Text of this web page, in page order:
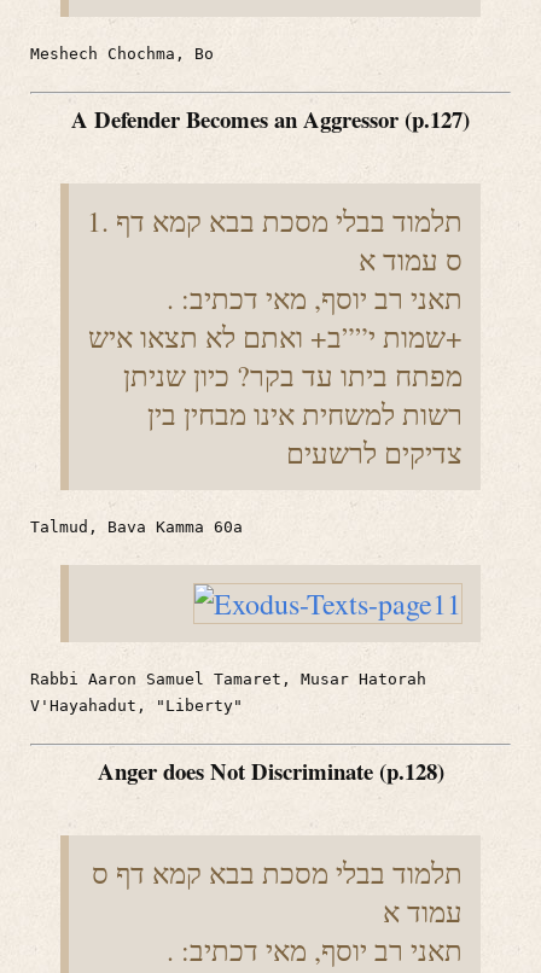
Meshech Chochma, Bo
A Defender Becomes an Aggressor (p.127)
1. תלמוד בבלי מסכת בבא קמא דף
ס עמוד א
. תאני רב יוסף, מאי דכתיב:
+שמות י””ב+ ואתם לא תצאו איש
מפתח ביתו עד בקר? כיון שניתן
רשות למשחית אינו מבחין בין
צדיקים לרשעים
Talmud, Bava Kamma 60a
Rabbi Aaron Samuel Tamaret, Musar Hatorah
V'Hayahadut, "Liberty"
Anger does Not Discriminate (p.128)
תלמוד בבלי מסכת בבא קמא דף ס
עמוד א
. תאני רב יוסף, מאי דכתיב: